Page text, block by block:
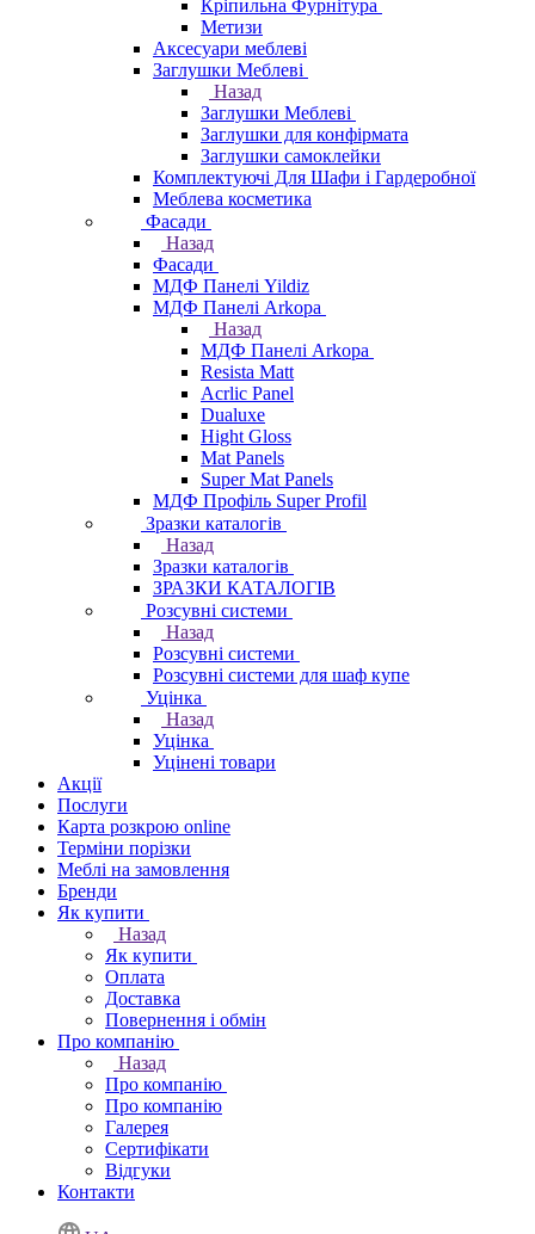
Кріпильна Фурнітура
Метизи
Аксесуари меблеві
Заглушки Меблеві
Назад
Заглушки Меблеві
Заглушки для конфірмата
Заглушки самоклейки
Комплектуючі Для Шафи і Гардеробної
Меблева косметика
Фасади
Назад
Фасади
МДФ Панелі Yildiz
МДФ Панелі Arkopa
Назад
МДФ Панелі Arkopa
Resista Matt
Acrlic Panel
Dualuxe
Hight Gloss
Mat Panels
Super Mat Panels
МДФ Профіль Super Profil
Зразки каталогів
Назад
Зразки каталогів
ЗРАЗКИ КАТАЛОГІВ
Розсувні системи
Назад
Розсувні системи
Розсувні системи для шаф купе
Уцінка
Назад
Уцінка
Уцінені товари
Акції
Послуги
Карта розкрою online
Терміни порізки
Меблі на замовлення
Бренди
Як купити
Назад
Як купити
Оплата
Доставка
Повернення і обмін
Про компанію
Назад
Про компанію
Про компанію
Галерея
Сертифікати
Відгуки
Контакти